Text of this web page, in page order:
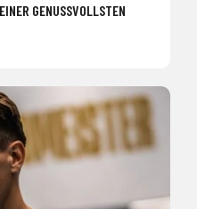
GENUSSVOLLSTEN